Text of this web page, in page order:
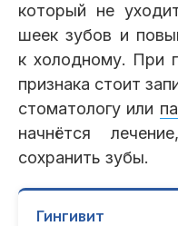
который не
шеек зубов и
к холодному. При
признака стоит
стоматологу или
начнётся
сохранить зубы.
Гингивит